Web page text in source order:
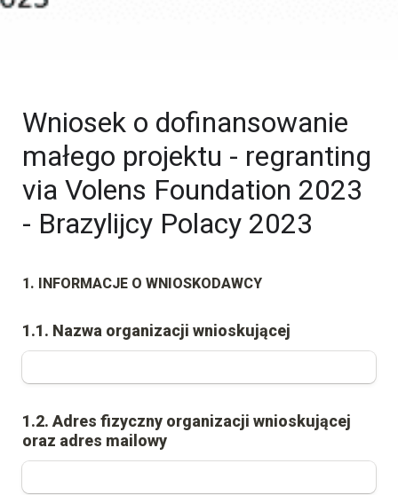
Wniosek o dofinansowanie
małego projektu - regranting
via Volens Foundation 2023
- Brazylijcy Polacy 2023
1. INFORMACJE O WNIOSKODAWCY
1.1. Nazwa organizacji wnioskującej
1.2. Adres fizyczny organizacji wnioskującej
oraz adres mailowy